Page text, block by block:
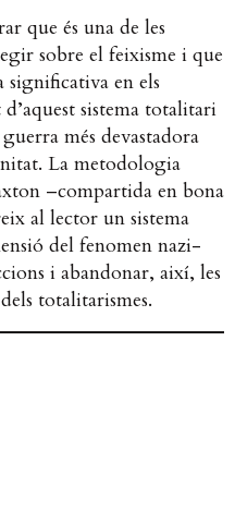
que és una de les
sobre el feixisme i que
en els
sistema totalitari
més devastadora
La metodologia
–compartida en bona
al lector un sistema
del fenomen nazi-
i abandonar, així, les
totalitarismes.